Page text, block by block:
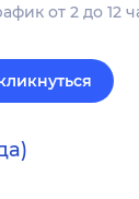
от 2 до 12